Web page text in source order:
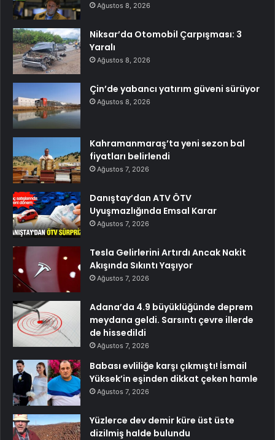
Ağustos 8, 2026
Niksar’da Otomobil Çarpışması: 3
Yaralı
Ağustos 8, 2026
Çin’de yabancı yatırım güveni sürüyor
Ağustos 8, 2026
Kahramanmaraş’ta yeni sezon bal
fiyatları belirlendi
Ağustos 7, 2026
Danıştay’dan ATV ÖTV
Uyuşmazlığında Emsal Karar
Ağustos 7, 2026
Tesla Gelirlerini Artırdı Ancak Nakit
Akışında Sıkıntı Yaşıyor
Ağustos 7, 2026
Adana’da 4.9 büyüklüğünde deprem
meydana geldi. Sarsıntı çevre illerde
de hissedildi
Ağustos 7, 2026
Babası evliliğe karşı çıkmıştı! İsmail
Yüksek’in eşinden dikkat çeken hamle
Ağustos 7, 2026
Yüzlerce dev demir küre üst üste
dizilmiş halde bulundu